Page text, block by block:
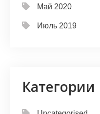
Май 2020
Июль 2019
Категории